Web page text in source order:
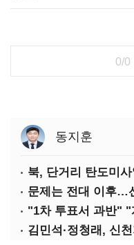
0/0
동지훈